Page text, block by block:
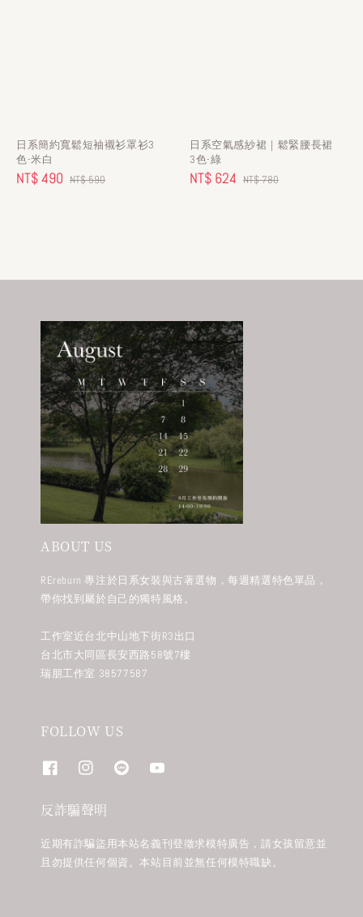
日系簡約寬鬆短袖襯衫罩衫3
色-米白
Sale
NT$ 490 Regular
NT$ 590
日系空氣感紗裙｜鬆緊腰長裙
3色-綠
Sale
NT$ 624 Regular
NT$ 780
ABOUT US
REreburn 專注於日系女裝與古著選物，每週精選特色單品，
帶你找到屬於自己的獨特風格。
工作室近台北中山地下街R3出口
台北市大同區長安西路58號7樓
瑞朋工作室 38577587
FOLLOW US
反詐騙聲明
近期有詐騙盜用本站名義刊登徵求模特廣告，請女孩留意並
且勿提供任何個資。本站目前並無任何模特職缺。